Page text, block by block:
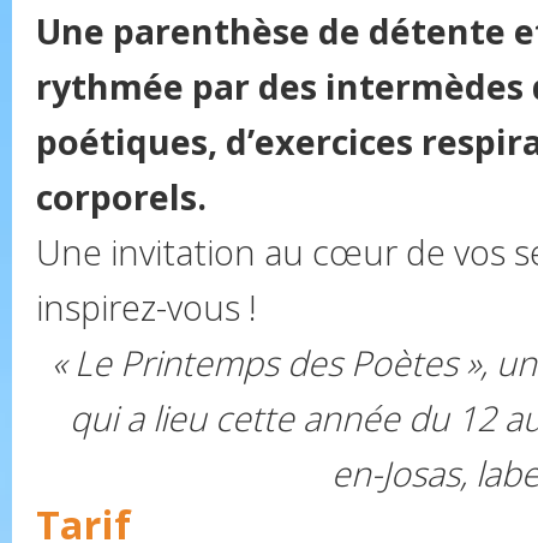
Une parenthèse de détente
rythmée par des intermèdes
poétiques, d’exercices
corporels.
Une invitation au cœur de vos
inspirez-vous !
« Le Printemps des Poètes »,
qui a lieu cette année du 12
en-Josas,
Tarif